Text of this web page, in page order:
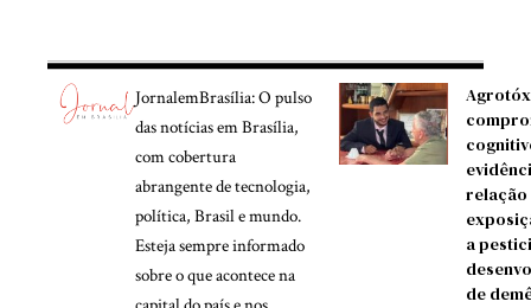
JornalemBrasília: O pulso
das notícias em Brasília,
com cobertura
abrangente de tecnologia,
política, Brasil e mundo.
Esteja sempre informado
sobre o que acontece na
a
de